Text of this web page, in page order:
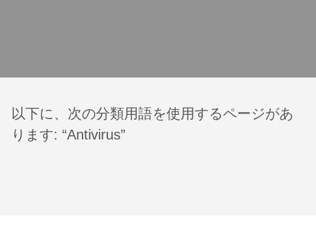
以下に、次の分類用語を使用するページがあ
ります: “Antivirus”